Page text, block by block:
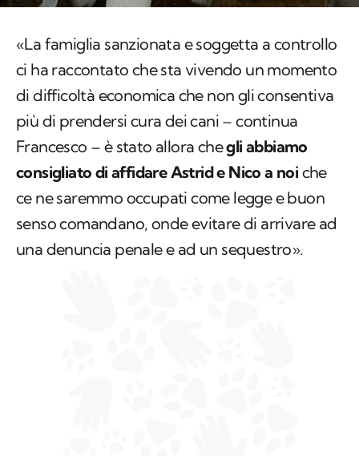
«La famiglia sanzionata e soggetta a controllo
ci ha raccontato che sta vivendo un momento
di difficoltà economica che non gli consentiva
più di prendersi cura dei cani – continua
Francesco – è stato allora che gli abbiamo
consigliato di affidare Astrid e Nico a noiche
ce ne saremmo occupati come legge e buon
senso comandano, onde evitare di arrivare ad